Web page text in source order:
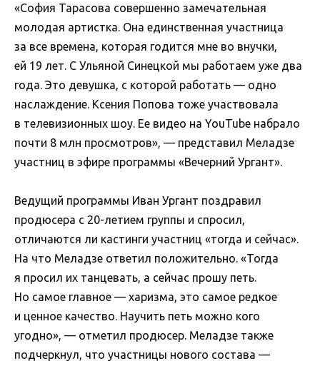
«София Тарасова совершенно замечательная
молодая артистка. Она единственная участница
за все времена, которая годится мне во внучки,
ей 19 лет. С Ульяной Синецкой мы работаем уже два
года. Это девушка, с которой работать — одно
наслаждение. Ксения Попова тоже участвовала
в телевизионных шоу. Ее видео на YouTube набрало
почти 8 млн просмотров», — представил Меладзе
участниц в эфире программы «Вечерний Ургант».
Ведущий программы Иван Ургант поздравил
продюсера с 20-летием группы и спросил,
отличаются ли кастинги участниц «тогда и сейчас».
На что Меладзе ответил положительно. «Тогда
я просил их танцевать, а сейчас прошу петь.
Но самое главное — харизма, это самое редкое
и ценное качество. Научить петь можно кого
угодно», — отметил продюсер. Меладзе также
подчеркнул, что участницы нового состава —